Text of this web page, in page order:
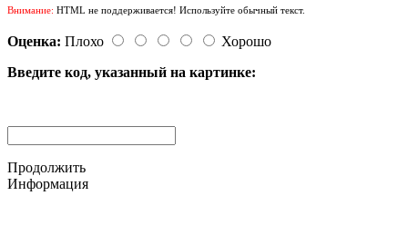
Внимание: HTML не поддерживается! Используйте обычный текст.
Оценка: Плохо
Хорошо
Введите код, указанный на картинке:
Продолжить
Информация